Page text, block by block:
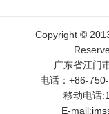
Copyright ©
广东省江门
电话：+86-
移动电话
E-mail: